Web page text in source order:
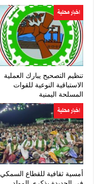
اخبار محلية
تنظيم التصحيح يبارك العملية
الاستباقية النوعية للقوات
المسلحة اليمنية
اخبار محلية
أمسية ثقافية للقطاع السمكي